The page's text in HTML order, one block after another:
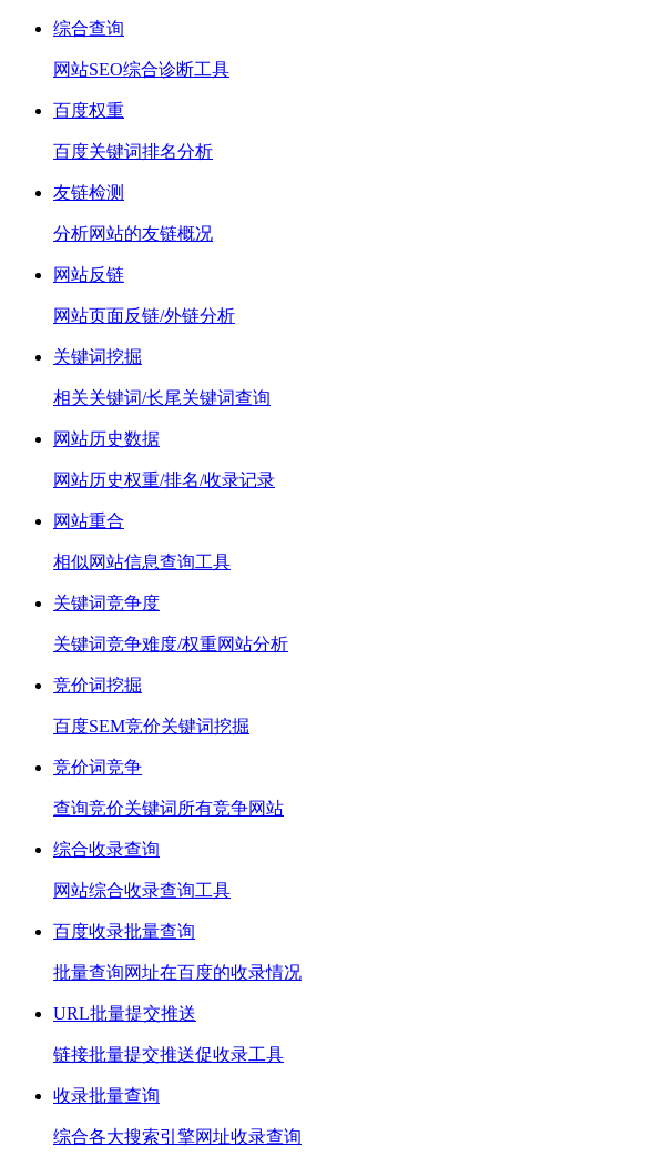
综合查询
网站SEO综合诊断工具
百度权重
百度关键词排名分析
友链检测
分析网站的友链概况
网站反链
网站页面反链/外链分析
关键词挖掘
相关关键词/长尾关键词查询
网站历史数据
网站历史权重/排名/收录记录
网站重合
相似网站信息查询工具
关键词竞争度
关键词竞争难度/权重网站分析
竞价词挖掘
百度SEM竞价关键词挖掘
竞价词竞争
查询竞价关键词所有竞争网站
综合收录查询
网站综合收录查询工具
百度收录批量查询
批量查询网址在百度的收录情况
URL批量提交推送
链接批量提交推送促收录工具
收录批量查询
综合各大搜索引擎网址收录查询